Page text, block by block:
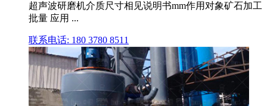
超声波研磨机介质尺寸相见说明书mm作用对象矿石加工
批量 应用 ...
联系电话: 180 3780 8511